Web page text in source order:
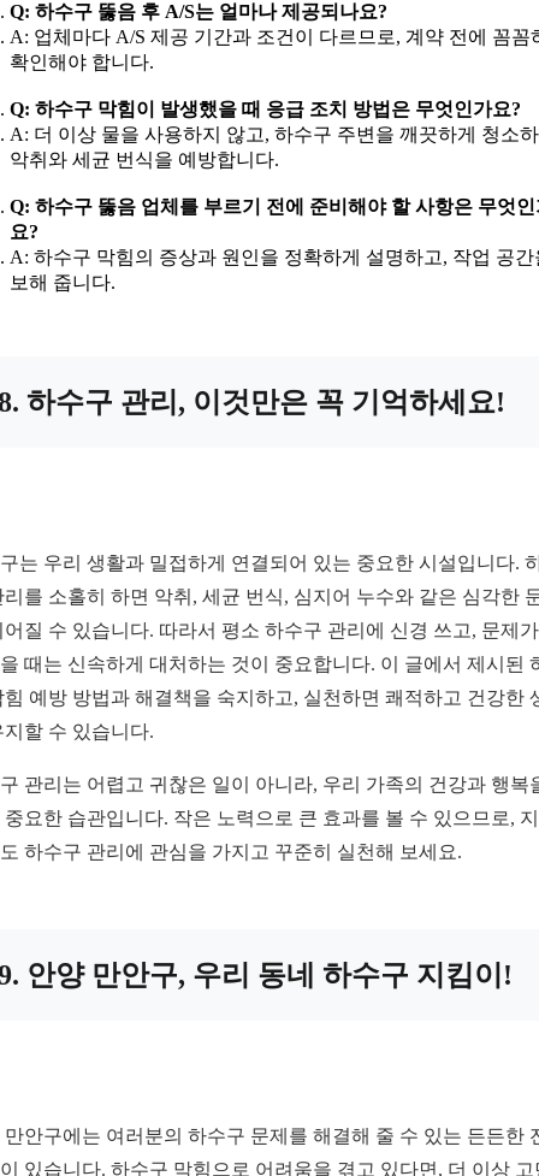
Q: 하수구 뚫음 후 A/S는 얼마나 제공되나요?
A: 업체마다 A/S 제공 기간과 조건이 다르므로, 계약 전에 꼼꼼
확인해야 합니다.
Q: 하수구 막힘이 발생했을 때 응급 조치 방법은 무엇인가요?
A: 더 이상 물을 사용하지 않고, 하수구 주변을 깨끗하게 청소
악취와 세균 번식을 예방합니다.
Q: 하수구 뚫음 업체를 부르기 전에 준비해야 할 사항은 무엇인
요?
A: 하수구 막힘의 증상과 원인을 정확하게 설명하고, 작업 공간
보해 줍니다.
하수구 관리, 이것만은 꼭 기억하세요!
는 우리 생활과 밀접하게 연결되어 있는 중요한 시설입니다.
리를 소홀히 하면 악취, 세균 번식, 심지어 누수와 같은 심각한
어질 수 있습니다. 따라서 평소 하수구 관리에 신경 쓰고, 문제
때는 신속하게 대처하는 것이 중요합니다. 이 글에서 제시된
힘 예방 방법과 해결책을 숙지하고, 실천하면 쾌적하고 건강한
지할 수 있습니다.
관리는 어렵고 귀찮은 일이 아니라, 우리 가족의 건강과 행복
중요한 습관입니다. 작은 노력으로 큰 효과를 볼 수 있으므로,
하수구 관리에 관심을 가지고 꾸준히 실천해 보세요.
안양 만안구, 우리 동네 하수구 지킴이!
만안구에는 여러분의 하수구 문제를 해결해 줄 수 있는 든든한
있습니다. 하수구 막힘으로 어려움을 겪고 있다면, 더 이상 고